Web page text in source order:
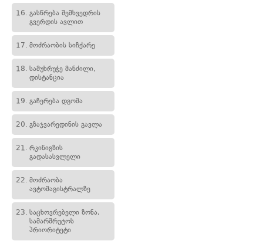
16. გასწრება შემხვედრის
გვერდის ავლით
17. მოძრაობის სიჩქარე
18. სამუხრუჭე მანძილი,
დისტანცია
19. გაჩერება დგომა
20. გზაჯვარედინის გავლა
21. რკინიგზის
გადასასვლელი
22. მოძრაობა
ავტომაგისტრალზე
23. საცხოვრებელი ზონა,
სამარშრუტოს
პრიორიტეტი